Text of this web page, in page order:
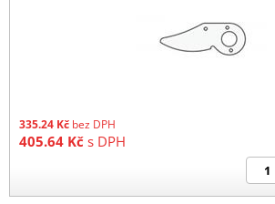
335.24 Kč bez DPH
405.64 Kč s DPH